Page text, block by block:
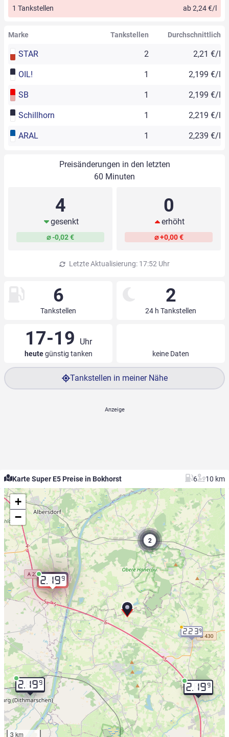
1 Tankstellen
ab 2,24 €/l
Marke Tankstellen Durchschnittlich
STAR 2 2,21 €/l
OIL! 1 2,199 €/l
SB 1 2,199 €/l
Schillhorn 1 2,219 €/l
ARAL 1 2,239 €/l
Preisänderungen in den letzten
60 Minuten
4
gesenkt
⌀ -0,02 €
0
erhöht
⌀ +0,00 €
Letzte Aktualisierung: 17:52 Uhr
6
Tankstellen
2
24 h Tankstellen
17-19 Uhr
heutegünstig tanken keine Daten
Tankstellen in meiner Nähe
Karte Super E5 Preise in Bokhorst 6 10 km
2.199
2.199
2.199
2.239
2
+
−
3 km